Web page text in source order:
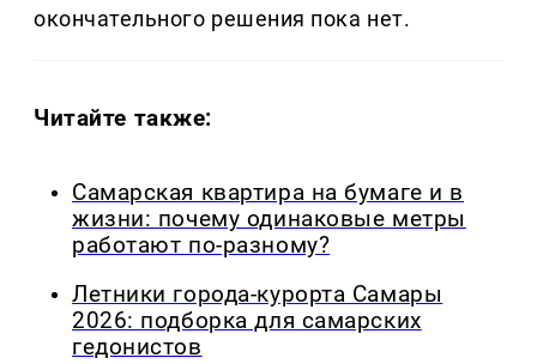
окончательного решения пока нет.
Читайте также:
Самарская квартира на бумаге и в
жизни: почему одинаковые метры
работают по-разному?
Летники города-курорта Самары
2026: подборка для самарских
гедонистов